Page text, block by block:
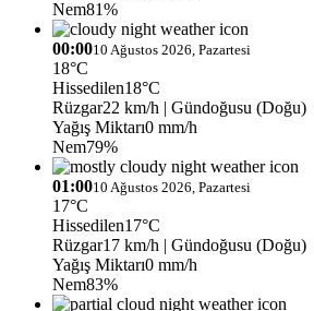
Nem81%
00:0010 Ağustos 2026, Pazartesi
18°C
Hissedilen18°C
Rüzgar22 km/h | Gündoğusu (Doğu)
Yağış Miktarı0 mm/h
Nem79%
01:0010 Ağustos 2026, Pazartesi
17°C
Hissedilen17°C
Rüzgar17 km/h | Gündoğusu (Doğu)
Yağış Miktarı0 mm/h
Nem83%